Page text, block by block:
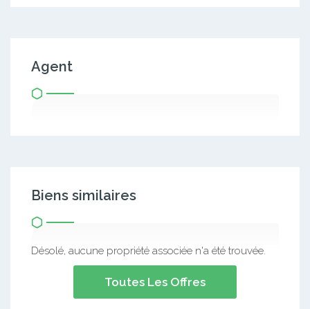
Agent
Biens similaires
Désolé, aucune propriété associée n'a été trouvée.
Toutes Les Offres